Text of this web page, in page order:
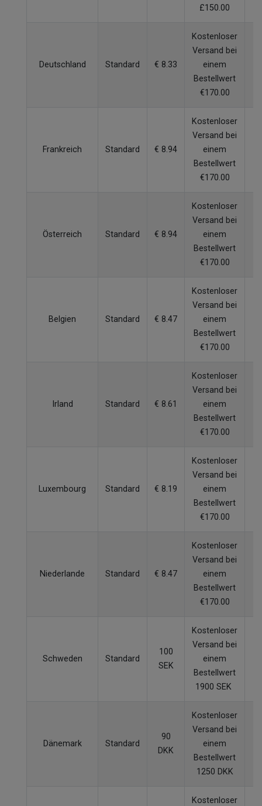
£150.00
Deutschland Standard € 8.33
Kostenloser
Versand bei
einem
Bestellwert
€170.00
Frankreich Standard € 8.94
Kostenloser
Versand bei
einem
Bestellwert
€170.00
Österreich Standard € 8.94
Kostenloser
Versand bei
einem
Bestellwert
€170.00
Belgien Standard € 8.47
Kostenloser
Versand bei
einem
Bestellwert
€170.00
Irland Standard € 8.61
Kostenloser
Versand bei
einem
Bestellwert
€170.00
Luxembourg Standard € 8.19
Kostenloser
Versand bei
einem
Bestellwert
€170.00
Niederlande Standard € 8.47
Kostenloser
Versand bei
einem
Bestellwert
€170.00
Schweden Standard
100
SEK
Kostenloser
Versand bei
einem
Bestellwert
1900 SEK
Dänemark Standard
90
DKK
Kostenloser
Versand bei
einem
Bestellwert
1250 DKK
Kostenloser